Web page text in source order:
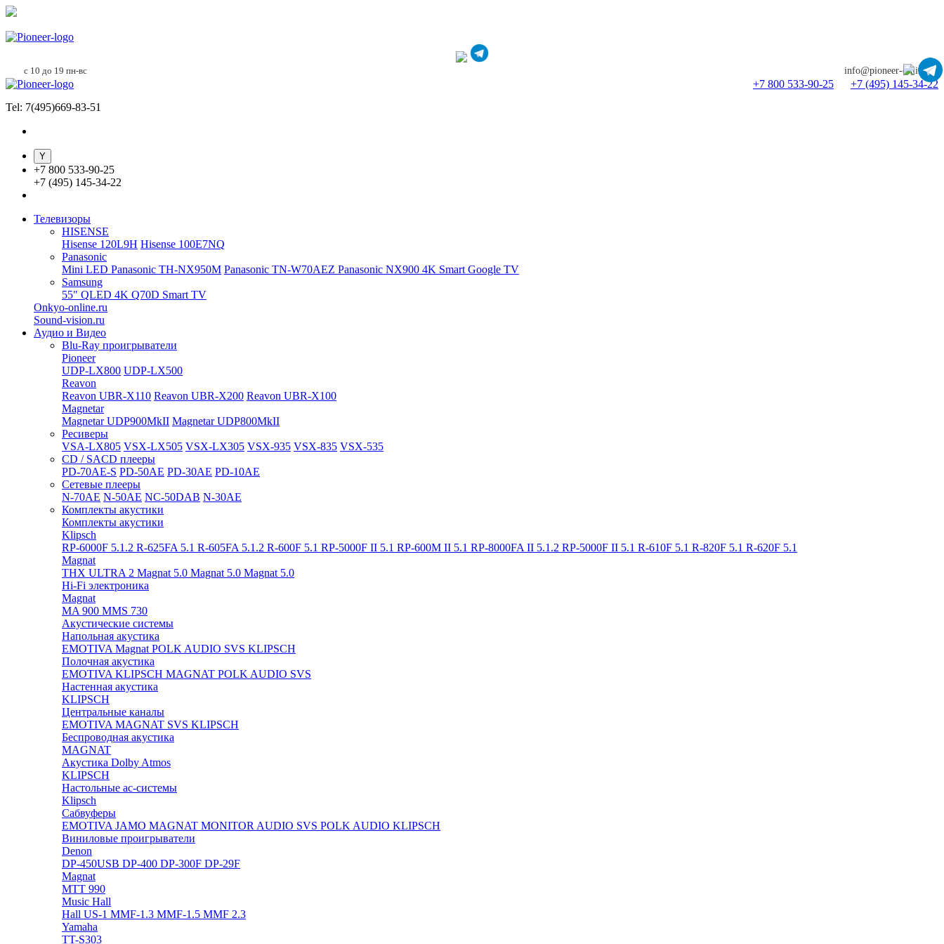
с 10 до 19 пн-вс info@pioneer-online.ru
+7 800 533-90-25
+7 (495) 145-34-22
Tel: 7(495)669-83-51
+7 800 533-90-25
+7 (495) 145-34-22
Телевизоры
HISENSE
Hisense 120L9H Hisense 100E7NQ
Panasonic
Mini LED Panasonic TH-NX950M Panasonic TN-W70AEZ Panasonic NX900 4K Smart Google TV
Samsung
55" QLED 4K Q70D Smart TV
Onkyo-online.ru
Sound-vision.ru
Аудио и Видео
Blu-Ray проигрыватели
Pioneer
UDP-LX800 UDP-LX500
Reavon
Reavon UBR-X110 Reavon UBR-X200 Reavon UBR-X100
Magnetar
Magnetar UDP900MkII Magnetar UDP800MkII
Ресиверы
VSA-LX805 VSX-LX505 VSX-LX305 VSX-935 VSX-835 VSX-535
CD / SACD плееры
PD-70AE-S PD-50AE PD-30AE PD-10AE
Сетевые плееры
N-70AE N-50AE NC-50DAB N-30AE
Комплекты акустики
Комплекты акустики
Klipsch
RP-6000F 5.1.2 R-625FA 5.1 R-605FA 5.1.2 R-600F 5.1 RP-5000F II 5.1 RP-600M II 5.1 RP-8000FA II 5.1.2 RP-5000F II 5.1 R-610F 5.1 R-820F 5.1 R-620F 5.1
Magnat
THX ULTRA 2 Magnat 5.0 Magnat 5.0 Magnat 5.0
Hi-Fi электроника
Magnat
MA 900 MMS 730
Акустические системы
Напольная акустика
EMOTIVA Magnat POLK AUDIO SVS KLIPSCH
Полочная акустика
EMOTIVA KLIPSCH MAGNAT POLK AUDIO SVS
Настенная акустика
KLIPSCH
Центральные каналы
EMOTIVA MAGNAT SVS KLIPSCH
Беспроводная акустика
MAGNAT
Акустика Dolby Atmos
KLIPSCH
Настольные ас-системы
Klipsch
Сабвуферы
EMOTIVA JAMO MAGNAT MONITOR AUDIO SVS POLK AUDIO KLIPSCH
Виниловые проигрыватели
Denon
DP-450USB DP-400 DP-300F DP-29F
Magnat
MTT 990
Music Hall
Hall US-1 MMF-1.3 MMF-1.5 MMF 2.3
Yamaha
TT-S303